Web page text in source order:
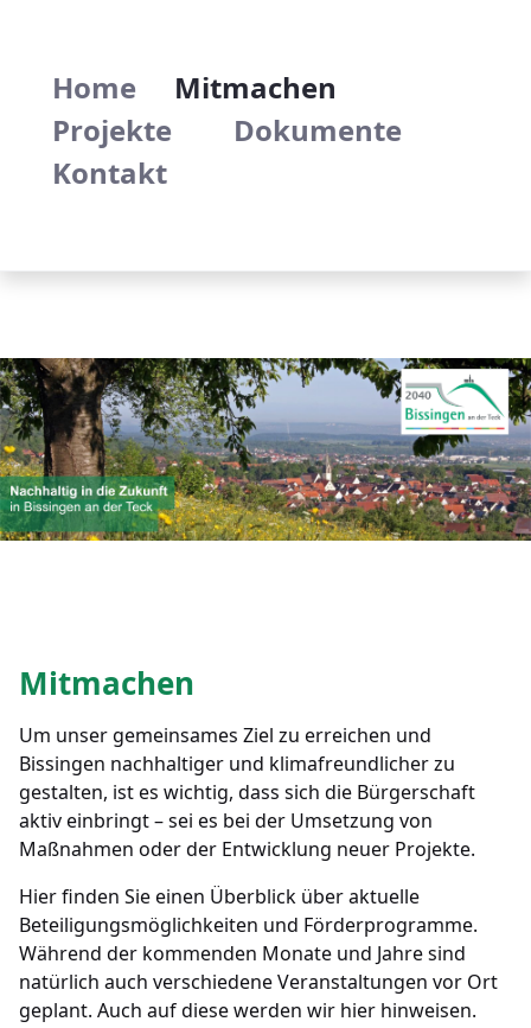
Home
Mitmachen
Projekte
Dokumente
Kontakt
Mitmachen
Um unser gemeinsames Ziel zu erreichen und
Bissingen nachhaltiger und klimafreundlicher zu
gestalten, ist es wichtig, dass sich die Bürgerschaft
aktiv einbringt – sei es bei der Umsetzung von
Maßnahmen oder der Entwicklung neuer Projekte.
Hier finden Sie einen Überblick über aktuelle
Beteiligungsmöglichkeiten und Förderprogramme.
Während der kommenden Monate und Jahre sind
natürlich auch verschiedene Veranstaltungen vor Ort
geplant. Auch auf diese werden wir hier hinweisen.